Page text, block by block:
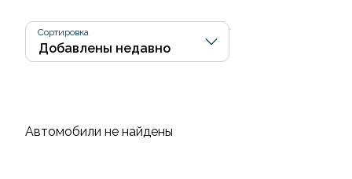
Сортировка
Автомобили не найдены